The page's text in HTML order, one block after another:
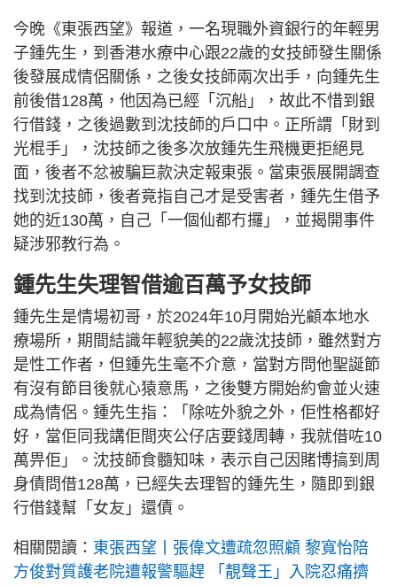
今晚《東張西望》報道，一名現職外資銀行的年輕男
子鍾先生，到香港水療中心跟22歲的女技師發生關係
後發展成情侶關係，之後女技師兩次出手，向鍾先生
前後借128萬，他因為已經「沉船」，故此不惜到銀
行借錢，之後過數到沈技師的戶口中。正所謂「財到
光棍手」，沈技師之後多次放鍾先生飛機更拒絕見
面，後者不忿被騙巨款決定報東張。當東張展開調查
找到沈技師，後者竟指自己才是受害者，鍾先生借予
她的近130萬，自己「一個仙都冇攞」，並揭開事件
疑涉邪教行為。
鍾先生失理智借逾百萬予女技師
鍾先生是情場初哥，於2024年10月開始光顧本地水
療場所，期間結識年輕貌美的22歲沈技師，雖然對方
是性工作者，但鍾先生毫不介意，當對方問他聖誕節
有沒有節目後就心猿意馬，之後雙方開始約會並火速
成為情侶。鍾先生指：「除咗外貌之外，佢性格都好
好，當佢同我講佢間夾公仔店要錢周轉，我就借咗10
萬畀佢」。沈技師食髓知味，表示自己因賭博搞到周
身債問借128萬，已經失去理智的鍾先生，隨即到銀
行借錢幫「女友」還債。
相關閱讀： 東張西望丨張偉文遭疏忽照顧 黎寬怡陪
方俊對質護老院遭報警驅趕 「靚聲王」入院忍痛擠